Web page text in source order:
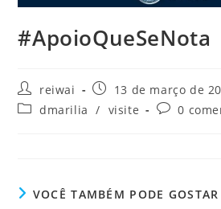
#ApoioQueSeNota
Autor
do
post:
reiwai
Post
publicado:
13 de março de
Categoria
dmarilia / visite 0
VOCÊ TAMBÉM PODE GOSTAR